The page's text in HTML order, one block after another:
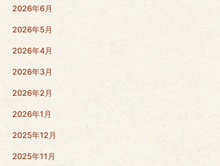
2026年6月
2026年5月
2026年4月
2026年3月
2026年2月
2026年1月
2025年12月
2025年11月